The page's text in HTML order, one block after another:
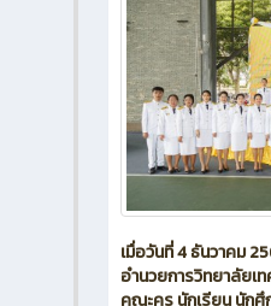
เมื่อวันที่ 4 ธันวาคม
อำนวยการวิทยาลัย
คณะครู นักเรียน นักศึ